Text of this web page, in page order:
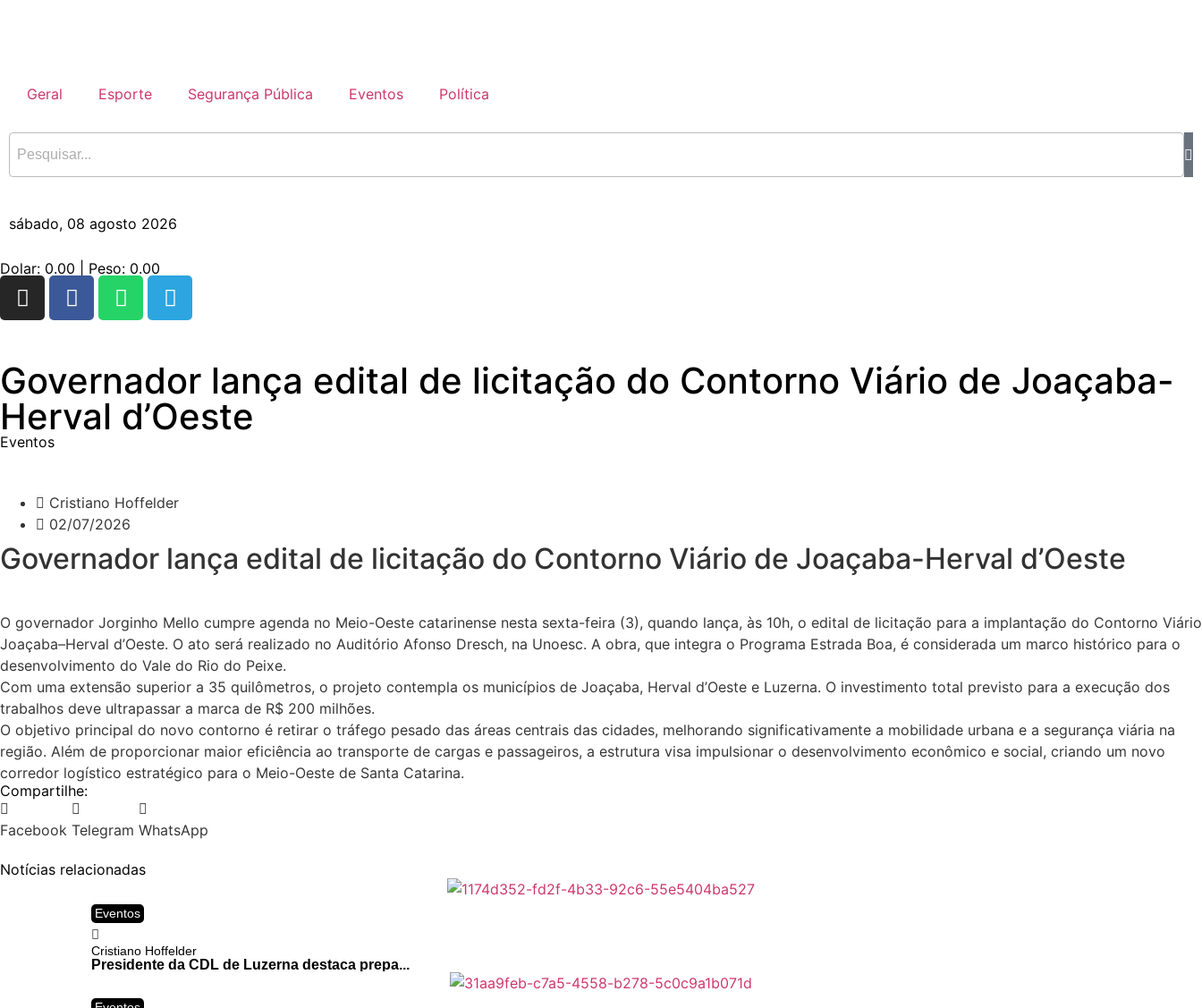
Geral Esporte Segurança Pública Eventos Política
sábado, 08 agosto 2026
Dolar: 0.00 | Peso: 0.00
Governador lança edital de licitação do Contorno Viário de Joaçaba-
Herval d’Oeste
Eventos
Cristiano Hoffelder
02/07/2026
Governador lança edital de licitação do Contorno Viário de Joaçaba-Herval d’Oeste
O governador Jorginho Mello cumpre agenda no Meio-Oeste catarinense nesta sexta-feira (3), quando lança, às 10h, o edital de licitação para a implantação do Contorno Viário
Joaçaba–Herval d’Oeste. O ato será realizado no Auditório Afonso Dresch, na Unoesc. A obra, que integra o Programa Estrada Boa, é considerada um marco histórico para o
desenvolvimento do Vale do Rio do Peixe.
Com uma extensão superior a 35 quilômetros, o projeto contempla os municípios de Joaçaba, Herval d’Oeste e Luzerna. O investimento total previsto para a execução dos
trabalhos deve ultrapassar a marca de R$ 200 milhões.
O objetivo principal do novo contorno é retirar o tráfego pesado das áreas centrais das cidades, melhorando significativamente a mobilidade urbana e a segurança viária na
região. Além de proporcionar maior eficiência ao transporte de cargas e passageiros, a estrutura visa impulsionar o desenvolvimento econômico e social, criando um novo
corredor logístico estratégico para o Meio-Oeste de Santa Catarina.
Compartilhe:
Facebook Telegram WhatsApp
Notícias relacionadas
Eventos
Cristiano Hoffelder
Presidente da CDL de Luzerna destaca prepa...